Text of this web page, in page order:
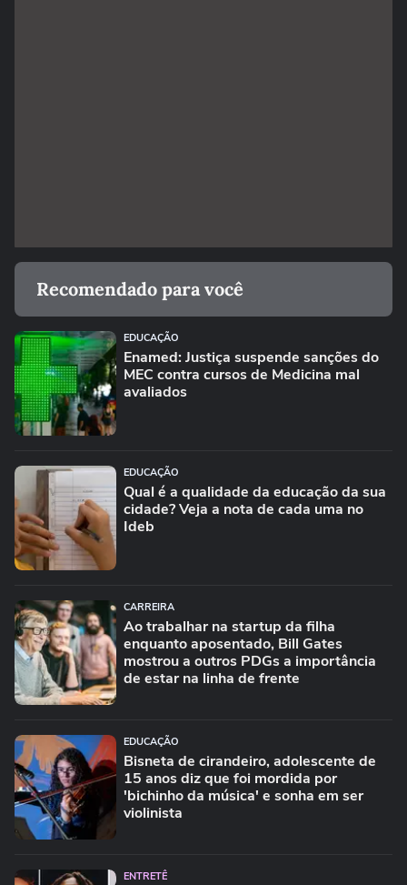
Recomendado para você
EDUCAÇÃO
Enamed: Justiça suspende sanções do
MEC contra cursos de Medicina mal
avaliados
EDUCAÇÃO
Qual é a qualidade da educação da sua
cidade? Veja a nota de cada uma no
Ideb
CARREIRA
Ao trabalhar na startup da filha
enquanto aposentado, Bill Gates
mostrou a outros PDGs a importância
de estar na linha de frente
EDUCAÇÃO
Bisneta de cirandeiro, adolescente de
15 anos diz que foi mordida por
'bichinho da música' e sonha em ser
violinista
ENTRETÊ